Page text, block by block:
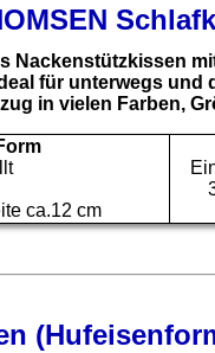
Nackenstützkissen
für unterwegs und
in vielen Farben,
ca.12 cm